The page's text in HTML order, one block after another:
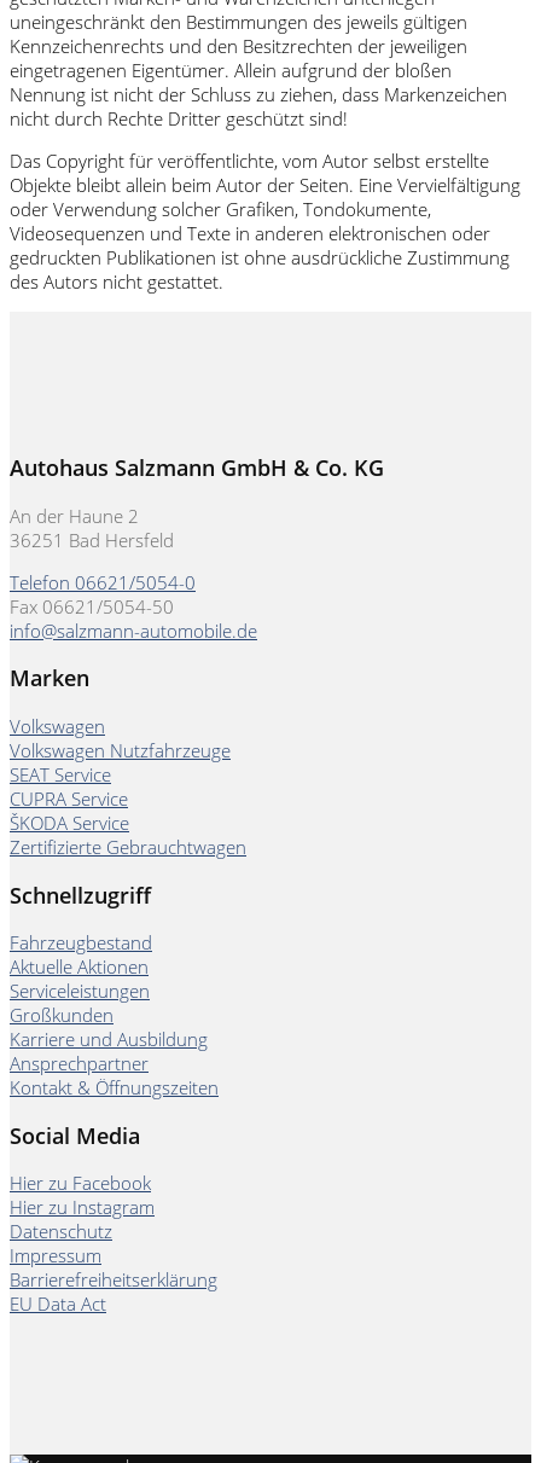
uneingeschränkt den Bestimmungen des jeweils gültigen
Kennzeichenrechts und den Besitzrechten der jeweiligen
eingetragenen Eigentümer. Allein aufgrund der bloßen
Nennung ist nicht der Schluss zu ziehen, dass Markenzeichen
nicht durch Rechte Dritter geschützt sind!
Das Copyright für veröffentlichte, vom Autor selbst erstellte
Objekte bleibt allein beim Autor der Seiten. Eine Vervielfältigung
oder Verwendung solcher Grafiken, Tondokumente,
Videosequenzen und Texte in anderen elektronischen oder
gedruckten Publikationen ist ohne ausdrückliche Zustimmung
des Autors nicht gestattet.
Autohaus Salzmann GmbH & Co. KG
An der Haune 2
36251 Bad Hersfeld
Telefon 06621/5054-0
Fax 06621/5054-50
info@salzmann-automobile.de
Marken
Volkswagen
Volkswagen Nutzfahrzeuge
SEAT Service
CUPRA Service
ŠKODA Service
Zertifizierte Gebrauchtwagen
Schnellzugriff
Fahrzeugbestand
Aktuelle Aktionen
Serviceleistungen
Großkunden
Karriere und Ausbildung
Ansprechpartner
Kontakt & Öffnungszeiten
Social Media
Hier zu Facebook
Hier zu Instagram
Datenschutz
Impressum
Barrierefreiheitserklärung
EU Data Act